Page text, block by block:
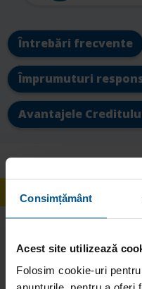
Consimțământ
Acest site utilizează
Folosim cookie-uri
Întrebări frecvente
Împrumuturi
Avantajele
Ce se
credit?